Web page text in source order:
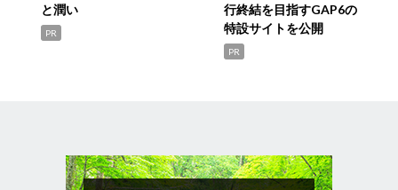
と潤い
PR
行終結を目指すGAP6の
特設サイトを公開
PR